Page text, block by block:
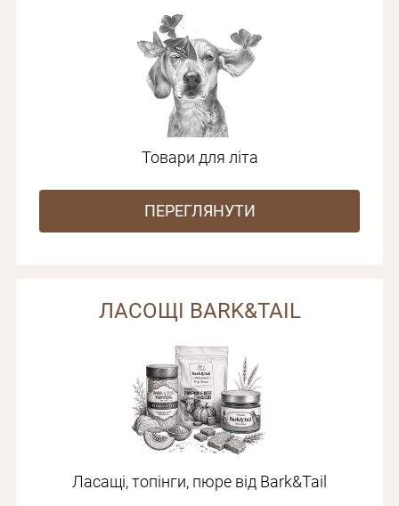
Товари для літа
ПЕРЕГЛЯНУТИ
ЛАСОЩІ BARK&TAIL
Ласащі, топінги, пюре від Bark&Tail